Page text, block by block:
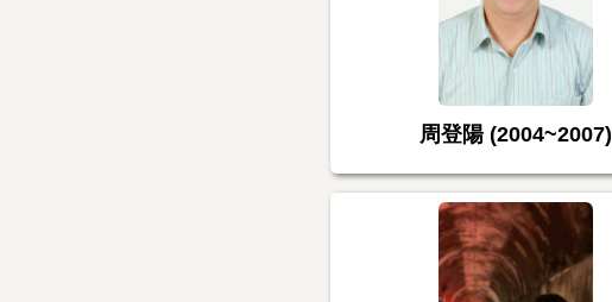
周登陽 (2004~2007)